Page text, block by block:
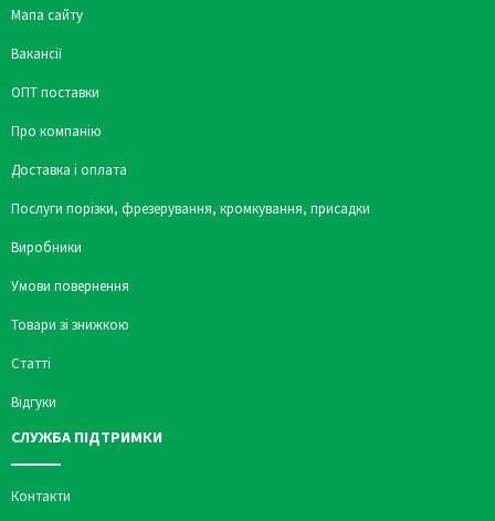
Мапа сайту
Вакансії
ОПТ поставки
Про компанію
Доставка і оплата
Послуги порізки, фрезерування, кромкування, присадки
Виробники
Умови повернення
Товари зі знижкою
Статті
Відгуки
СЛУЖБА ПІДТРИМКИ
Контакти